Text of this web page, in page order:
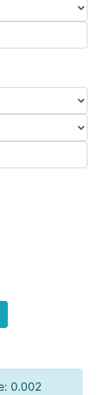
0.002